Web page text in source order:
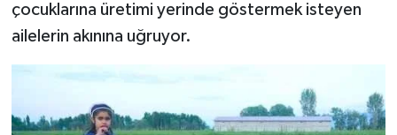
çocuklarına üretimi yerinde göstermek isteyen
ailelerin akınına uğruyor.